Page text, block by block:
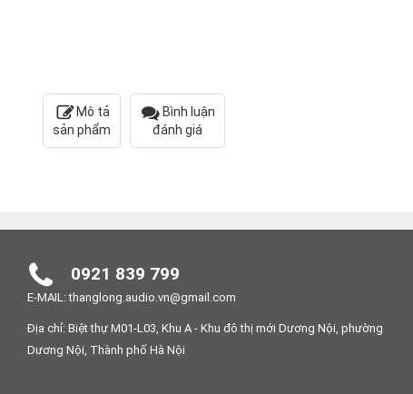
Mô tả
sản phẩm
Bình luận
đánh giá
0921 839 799
E-MAIL: thanglong.audio.vn@gmail.com
Địa chỉ: Biệt thự M01-L03, Khu A - Khu đô thị mới Dương Nội, phường
Dương Nội, Thành phố Hà Nội